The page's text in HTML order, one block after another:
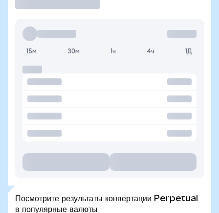
15м 30м 1ч 4ч 1Д
Посмотрите результаты конвертации Perpetual
в популярные валюты